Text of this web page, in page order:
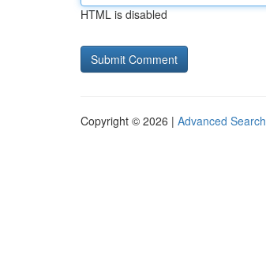
HTML is disabled
Copyright © 2026 | Advanced Search